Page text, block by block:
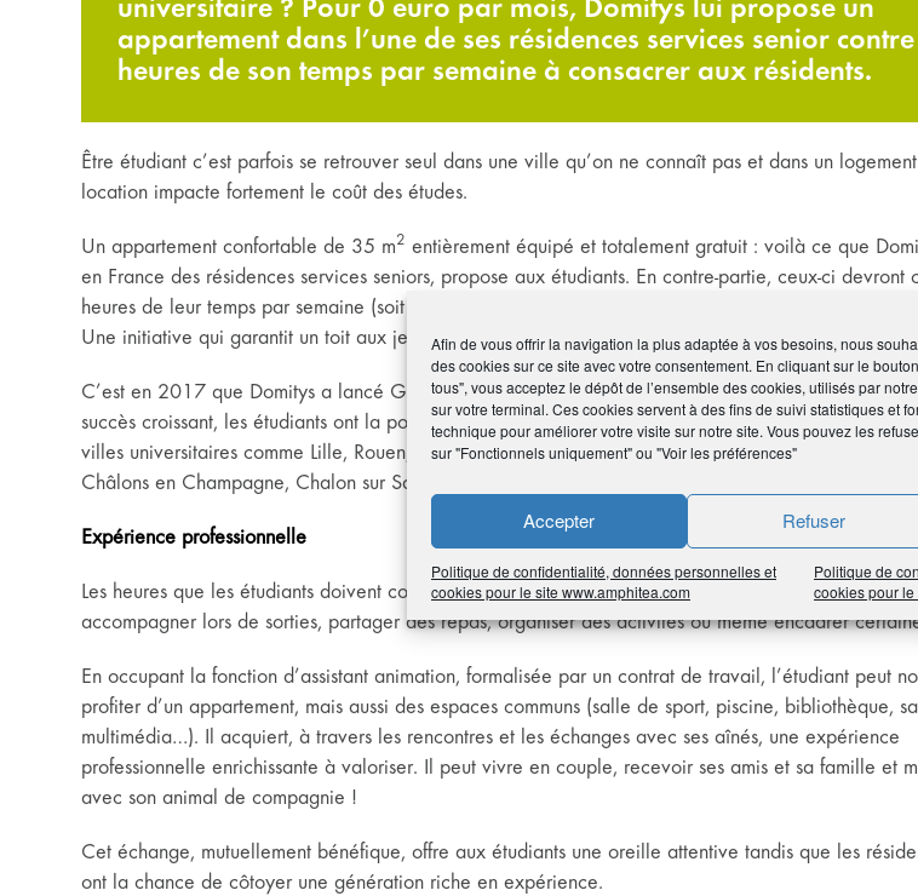
Afin de vous offrir la navigation la plus adaptée à vos besoins, nous
des cookies sur ce site avec votre consentement. En cliquant sur le
tous", vous acceptez le dépôt de l’ensemble des cookies, utilisés par
sur votre terminal. Ces cookies servent à des fins de suivi statistiques et
technique pour améliorer votre visite sur notre site. Vous pouvez les
sur "Fonctionnels uniquement" ou "Voir les préférences"
Accepter Refuser
Politique de confidentialité, données personnelles et
cookies pour le site www.amphitea.com
Politique de
cookies pour
universitaire ? Pour 0 euro par mois, Domitys lui propose un
appartement dans l’une de ses résidences services senior
heures de son temps par semaine à consacrer aux résidents.
Être étudiant c’est parfois se retrouver seul dans une ville qu’on ne connaît pas et dans un
location impacte fortement le coût des études.
Un appartement confortable de 35 m2 entièrement équipé et totalement gratuit : voilà ce que
en France des résidences services seniors, propose aux étudiants. En contre-partie, ceux-ci devront
heures de leur temps par semaine (soit 59 heures par mois) aux résidents.
Une initiative qui garantit un toit aux jeunes et des échanges intergénérationnels enrichissants pour
C’est en 2017 que Domitys a lancé Génération Part’âges. Pour la 7eédition de cette opération qui
succès croissant, les étudiants ont la possibilité de se loger dans 34 résidences, principalement
villes universitaires comme Lille, Rouen, Brest, Mulhouse, Metz, Nancy, Marseille, Cherbourg,
Châlons en Champagne, Chalon sur Saône, ou encore Cahors et Alès.
Expérience professionnelle
Les heures que les étudiants doivent consacrer aux résidents peuvent être utilisées pour échanger
accompagner lors de sorties, partager des repas, organiser des activités ou même encadrer
En occupant la fonction d’assistant animation, formalisée par un contrat de travail, l’étudiant peut
profiter d’un appartement, mais aussi des espaces communs (salle de sport, piscine, bibliothèque,
multimédia…). Il acquiert, à travers les rencontres et les échanges avec ses aînés, une expérience
professionnelle enrichissante à valoriser. Il peut vivre en couple, recevoir ses amis et sa famille et
avec son animal de compagnie !
Cet échange, mutuellement bénéfique, offre aux étudiants une oreille attentive tandis que les
ont la chance de côtoyer une génération riche en expérience.